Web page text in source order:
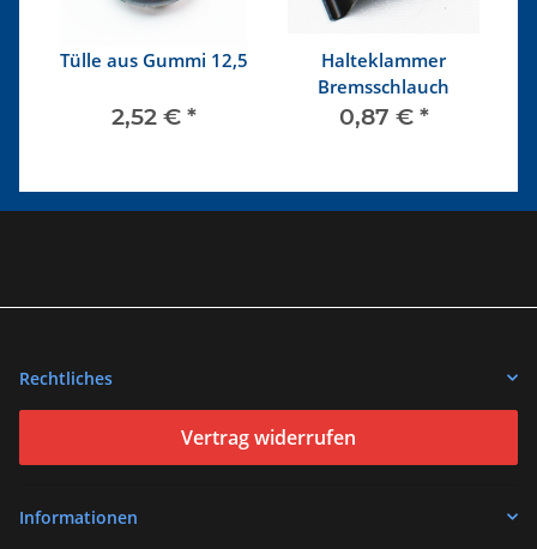
Tülle aus Gummi 12,5
2,52 € *
Halteklammer
Bremsschlauch
0,87 € *
Rechtliches
Vertrag widerrufen
Informationen